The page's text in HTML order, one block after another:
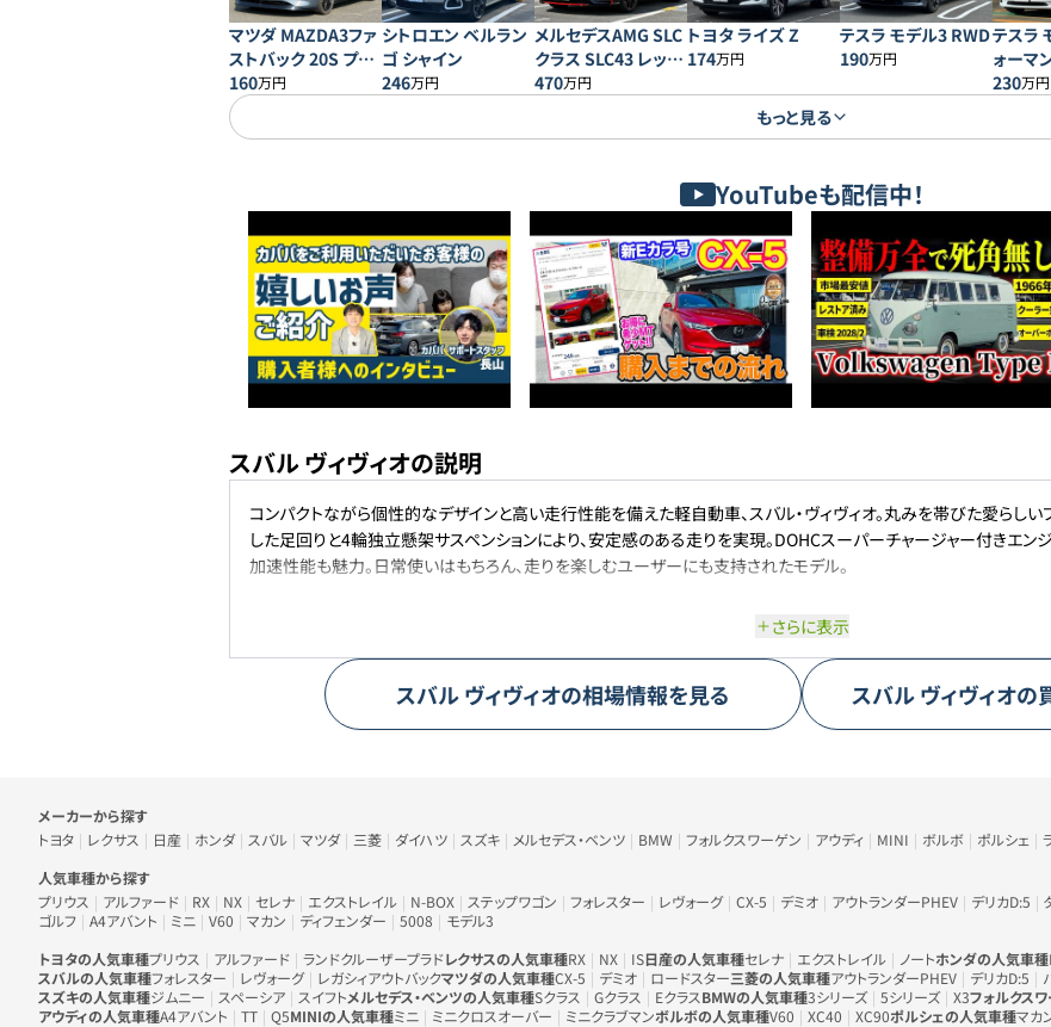
マツダ MAZDA3ファ
ストバック 20S プロ
アクティブ
160万円
シトロエン ベルラン
ゴ シャイン
246万円
メルセデスAMG SLC
クラス SLC43 レッド
アートエディション
470万円
トヨタ ライズ Z
174万円
テスラ モデル3 RWD
190万円
テスラ
ォーマ
230万円
もっと見る
YouTubeも配信中！
スバル ヴィヴィオの説明
コンパクトながら個性的なデザインと高い走行性能を備えた軽自動車、スバル・ヴィヴィオ。丸みを帯びた愛らしい
した足回りと4輪独立懸架サスペンションにより、安定感のある走りを実現。DOHCスーパーチャージャー付きエン
加速性能も魅力。日常使いはもちろん、走りを楽しむユーザーにも支持されたモデル。
さらに表示
スバルヴィヴィオの相場情報を見る スバルヴィヴィオの
車のメーカー・人気車種から探す
メーカーから探す
トヨタ
レクサス 日産 ホンダ スバル マツダ 三菱 ダイハツ スズキ メルセデス・ベンツ BMW フォルクスワーゲン アウディ MINI ボルボ ポルシェ
人気車種から探す
プリウス
アルファード RX NX セレナ エクストレイル N-BOX ステップワゴン フォレスター レヴォーグ CX-5 デミオ アウトランダーPHEV デリカD:5
ゴルフ
A4アバント ミニ V60 マカン ディフェンダー 5008
モデル3
トヨタの人気車種プリウス アルファード ランドクルーザープラドレクサスの人気車種RX NX IS日産の人気車種セレナ エクストレイル ノートホンダの人気車種
スバルの人気車種フォレスター レヴォーグ レガシィアウトバックマツダの人気車種CX-5 デミオ ロードスター三菱の人気車種アウトランダーPHEV デリカD:5
スズキの人気車種ジムニー スペーシア スイフトメルセデス・ベンツの人気車種Sクラス Gクラス EクラスBMWの人気車種3シリーズ 5シリーズ X3フォルクス
アウディの人気車種A4アバント TT Q5MINIの人気車種ミニ ミニクロスオーバー ミニクラブマンボルボの人気車種V60 XC40 XC90ポルシェの人気車種マカ